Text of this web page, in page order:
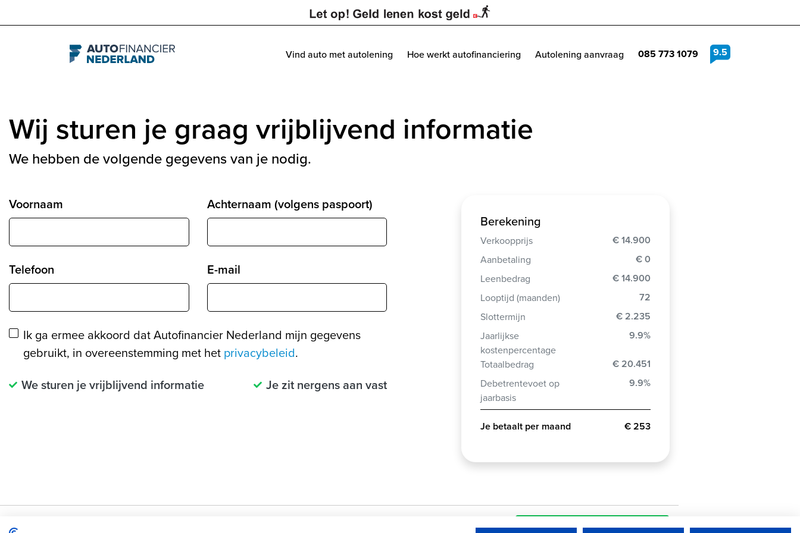
Navigation 9.5
Vind auto met autolening Hoe werkt autofinanciering Autolening aanvraag 085 773 1079
Wij sturen je graag vrijblijvend informatie
We hebben de volgende gegevens van je nodig.
Voornaam Achternaam (volgens paspoort)
Telefoon E-mail
Ik ga ermee akkoord dat Autofinancier Nederland mijn gegevens
gebruikt, in overeenstemming met het privacybeleid.
We sturen je vrijblijvend informatie
Je zit nergens aan vast
Berekening
Verkoopprijs € 14.900
Aanbetaling € 0
Leenbedrag € 14.900
Looptijd (maanden) 72
Slottermijn € 2.235
Jaarlijkse
kostenpercentage
9.9%
Totaalbedrag € 20.451
Debetrentevoet op
jaarbasis
9.9%
Je betaalt per maand € 253
Stuur mij de informatie